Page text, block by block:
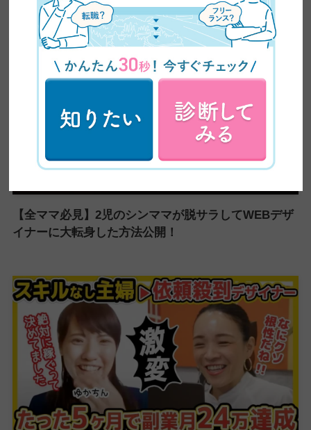
【全ママ必見】2児のシンママが脱サラしてWEBデザ
イナーに大転身した方法公開！